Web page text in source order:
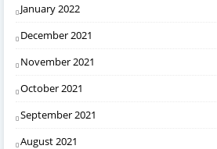
January 2022
December 2021
November 2021
October 2021
September 2021
August 2021